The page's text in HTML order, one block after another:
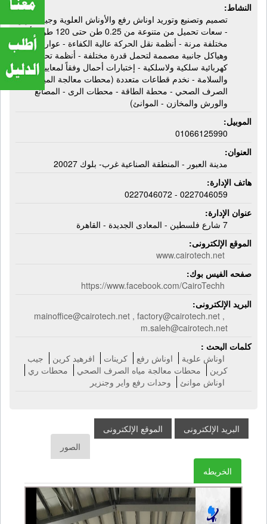
النشاط:
تصميم وتصنيع وتوريد اوناش رفع والأوناش العلوية وجيب كرين
- سعات تحميل من متنوعة من 0.25 طن حتى 120 طن - أبعاد
مختلفة مرنة - أنظمة نقل الحركة عالية الكفاءة - عوارض
وهياكل جانبية مصممة لتحمل قدرة مختلفة - أنظمة تحكم
كهربائية سلكية ولاسلكية - إختبارات أحمال وفقاً لمعايير الأمن
والسلامة - نخدم قطاعات متعددة (محطات معالجة المياه
الصرف الصحي - محطة الطاقة - محطات الرى - المصانع
والورش والمخازن - الموانئ)
الموبيل:
01066125990
العنوان:
مدينة العبور - المنطقة الصناعية غرب- بلوك 20027
هاتف الإدارة:
0227046059 - 0227046072
عنوان الإدارة:
7 شارع فلسطين - المعادى الجديدة - القاهرة
الموقع الإلكترونى:
www.cairotech.net
صفحه الفيس بوك:
https://www.facebook.com/CairoTechh
البريد الإلكترونى:
mainoffice@cairotech.net , factory@cairotech.net ,
m.saleh@cairotech.net
كلمات البحث :
اوناش علوية
اوناش رفع كرينات افرهيد كرين
جيب
كرين
محطات معالجة مياه الصرف الصحي
محطات ري
اوناش موانئ
وحدات رفع واير وجنزير
البريد الإلكترونى
الموقع الإلكترونى
الصور
الخريطه